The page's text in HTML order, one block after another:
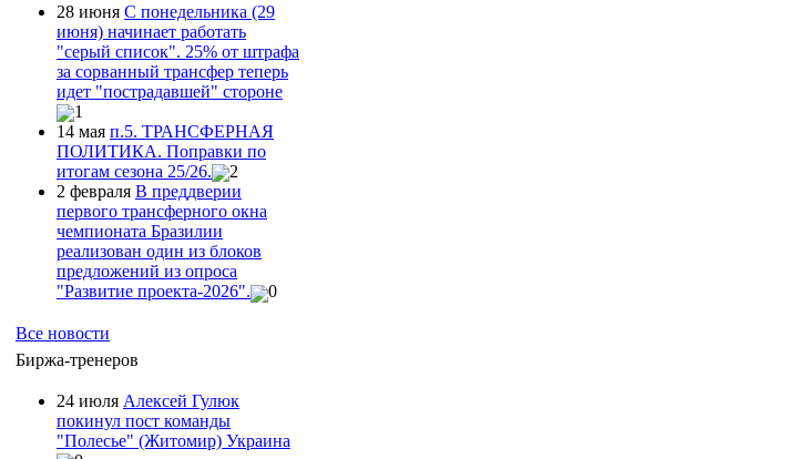
28 июня С понедельника (29
июня) начинает работать
"серый список". 25% от штрафа
за сорванный трансфер теперь
идет "пострадавшей" стороне
1
14 мая п.5. ТРАНСФЕРНАЯ
ПОЛИТИКА. Поправки по
итогам сезона 25/26.
2
2 февраля В преддверии
первого трансферного окна
чемпионата Бразилии
реализован один из блоков
предложений из опроса
"Развитие проекта-2026".
0
Все новости
Биржа-тренеров
24 июля Алексей Гулюк
покинул пост команды
"Полесье" (Житомир) Украина